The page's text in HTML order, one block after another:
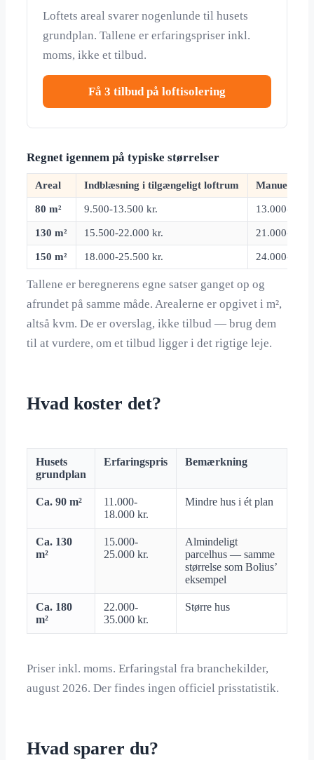
Loftets areal svarer nogenlunde til husets
grundplan. Tallene er erfaringspriser inkl.
moms, ikke et tilbud.
Få 3 tilbud på loftisolering
Regnet igennem på typiske størrelser
Areal Indblæsning i tilgængeligt loftrum Manuel
80 m² 9.500-13.500 kr. 13.000-
130 m² 15.500-22.000 kr. 21.000-
150 m² 18.000-25.500 kr. 24.000-
Tallene er beregnerens egne satser ganget op og
afrundet på samme måde. Arealerne er opgivet i m²,
altså kvm. De er overslag, ikke tilbud — brug dem
til at vurdere, om et tilbud ligger i det rigtige leje.
Hvad koster det?
Husets
grundplan
Erfaringspris Bemærkning
Ca. 90 m²
11.000-
18.000 kr.
Mindre hus i ét plan
Ca. 130
m²
15.000-
25.000 kr.
Almindeligt
parcelhus — samme
størrelse som Bolius’
eksempel
Ca. 180
m²
22.000-
35.000 kr.
Større hus
Priser inkl. moms. Erfaringstal fra branchekilder,
august 2026. Der findes ingen officiel prisstatistik.
Hvad sparer du?